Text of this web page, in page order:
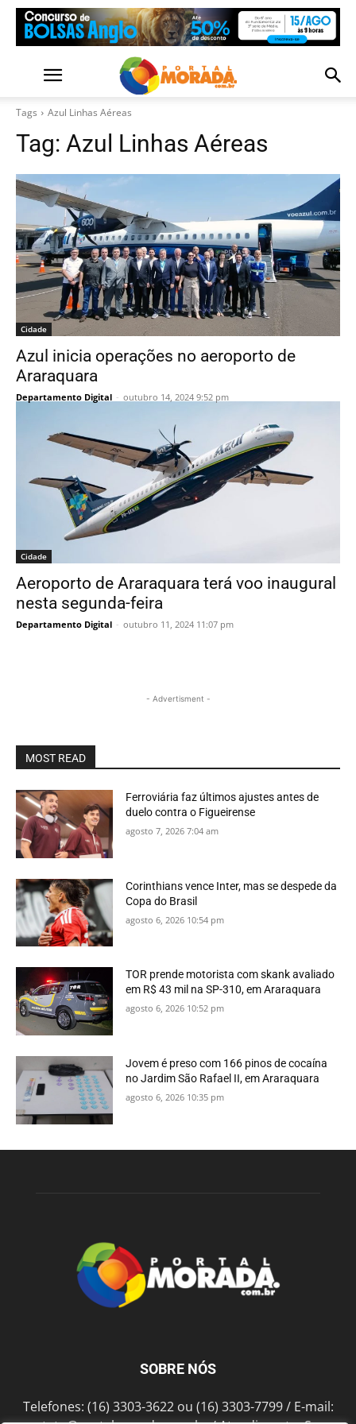
Tags Azul Linhas Aéreas
Tag: Azul Linhas Aéreas
Cidade
Azul inicia operações no aeroporto de
Araraquara
Departamento Digital - outubro 14, 2024 9:52 pm
Cidade
Aeroporto de Araraquara terá voo inaugural
nesta segunda-feira
Departamento Digital - outubro 11, 2024 11:07 pm
- Advertisment -
MOST READ
Ferroviária faz últimos ajustes antes de
duelo contra o Figueirense
agosto 7, 2026 7:04 am
Corinthians vence Inter, mas se despede da
Copa do Brasil
agosto 6, 2026 10:54 pm
TOR prende motorista com skank avaliado
em R$ 43 mil na SP-310, em Araraquara
agosto 6, 2026 10:52 pm
Jovem é preso com 166 pinos de cocaína
no Jardim São Rafael II, em Araraquara
agosto 6, 2026 10:35 pm
SOBRE NÓS
Telefones: (16) 3303-3622 ou (16) 3303-7799 / E-mail: